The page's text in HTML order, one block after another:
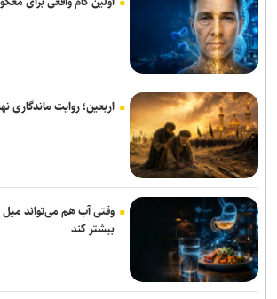
زایمان اورژانسی و نجات جان یک کودک
«رسانه»، سنگر نخست آگاهی‌بخشی در پیشگیری از
۷کشته و مصدوم در تصادف مرگبار پژو پارس و ساینا در اصفهان
روایت کولیوند از خدمات هلال احمر در اربعین حسینی
پرداخت مطالبات بازنشستگان در اولویت تأمین
جزئیات ثبت ادعا، تهیه نقشه UTM و ارائه مادر سند اعلام شد
تردد روان در تمامی محورهای شمالی و مسیرهای
کشف بقایای انسانی در ارتفاعات شمیرانات
اربعین؛ روایت ماندگاری
وقتی آب هم می‌تواند میل
بیشتر کند